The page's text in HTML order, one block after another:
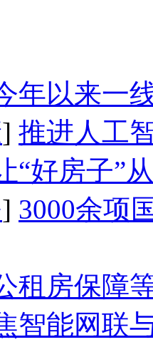
年以来一
] 推进人工
“好房子”
] 3000余项
租房保障
智能网联